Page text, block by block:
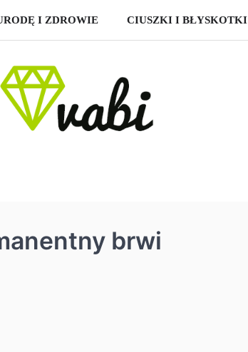
I ZDROWIE CIUSZKI I BŁYSKOTKI
brwi